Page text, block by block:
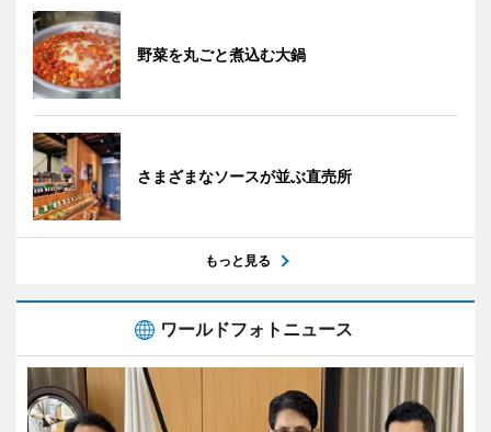
野菜を丸ごと煮込む大鍋
さまざまなソースが並ぶ直売所
もっと見る
ワールドフォトニュース